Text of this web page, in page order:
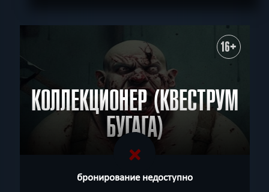
16+
КОЛЛЕКЦИОНЕР (КВЕСТРУМ
БУГАГА)
бронирование недоступно